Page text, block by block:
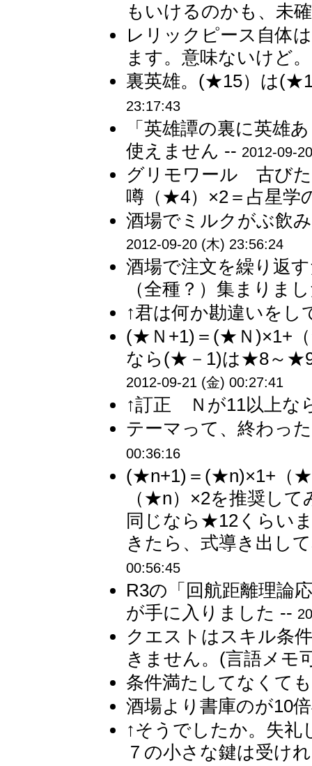
もいけるのかも、未
レリックピース自体
ます。意味ないけど
裏英雄。(★15）は
23:17:43
「英雄譚の裏に英雄
使えません -- 2012-09-
グリモワール 古び
噂（★4）×2＝占星
酒場でミルクがぶ飲
2012-09-20 (木) 23:56:24
酒場で注文を繰り返
（全種？）集まりま
↑君は何か勘違いを
(★Ｎ+1)＝(★Ｎ)×1+（
なら(★－1)は★8～★9
2012-09-21 (金) 00:27:41
↑訂正 Ｎが11以上な
テーマって、終わっ
00:36:16
(★n+1)＝(★n)×1+（
（★n）×2を推奨し
同じなら★12くらい
きたら、式導き出し
00:56:45
R3の「回航距離理論
が手に入りました --
クエストはスキル条
きません。(言語メモ
条件満たしてなくて
酒場より書庫のが10
↑そうでしたか。失
７の小さな鍵は受け